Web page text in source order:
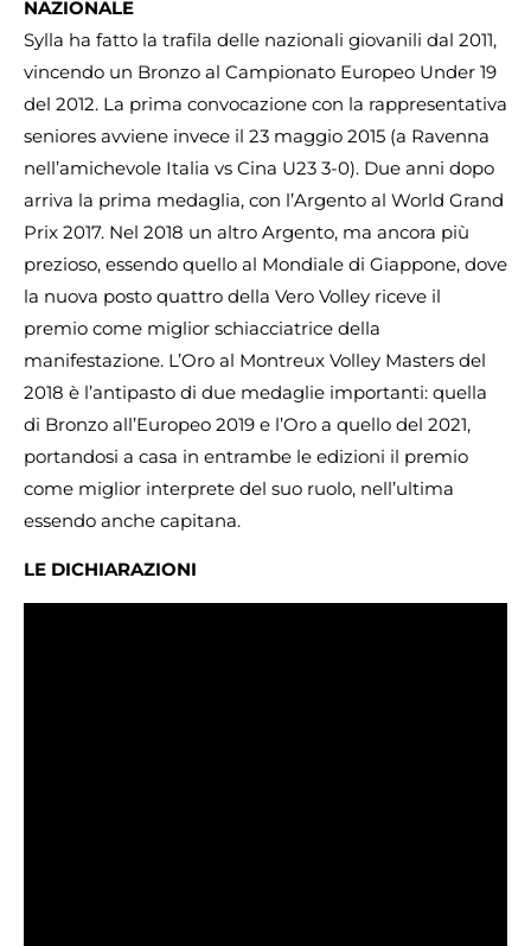
NAZIONALE
Sylla ha fatto la trafila delle nazionali giovanili dal 2011,
vincendo un Bronzo al Campionato Europeo Under 19
del 2012. La prima convocazione con la rappresentativa
seniores avviene invece il 23 maggio 2015 (a Ravenna
nell’amichevole Italia vs Cina U23 3-0). Due anni dopo
arriva la prima medaglia, con l’Argento al World Grand
Prix 2017. Nel 2018 un altro Argento, ma ancora più
prezioso, essendo quello al Mondiale di Giappone, dove
la nuova posto quattro della Vero Volley riceve il
premio come miglior schiacciatrice della
manifestazione. L’Oro al Montreux Volley Masters del
2018 è l’antipasto di due medaglie importanti: quella
di Bronzo all’Europeo 2019 e l’Oro a quello del 2021,
portandosi a casa in entrambe le edizioni il premio
come miglior interprete del suo ruolo, nell’ultima
essendo anche capitana.
LE DICHIARAZIONI